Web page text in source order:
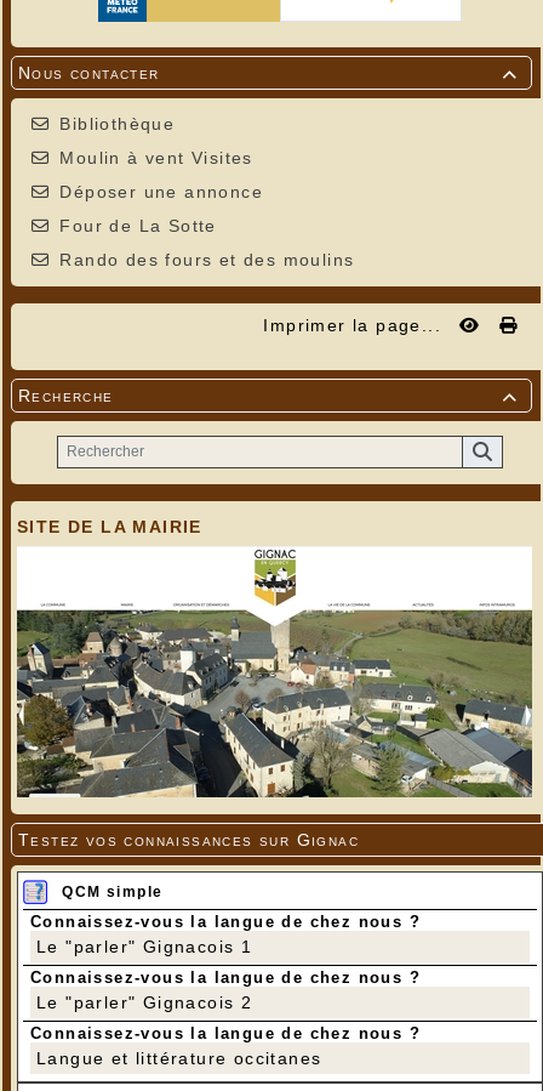

Nous contacter
Bibliothèque
Moulin à vent Visites
Déposer une annonce
Four de La Sotte
Rando des fours et des moulins
Imprimer la page...

Recherche
SITE DE LA MAIRIE
Testez vos connaissances sur Gignac
QCM simple
Connaissez-vous la langue de chez nous ?
Le "parler" Gignacois 1
Connaissez-vous la langue de chez nous ?
Le "parler" Gignacois 2
Connaissez-vous la langue de chez nous ?
Langue et littérature occitanes